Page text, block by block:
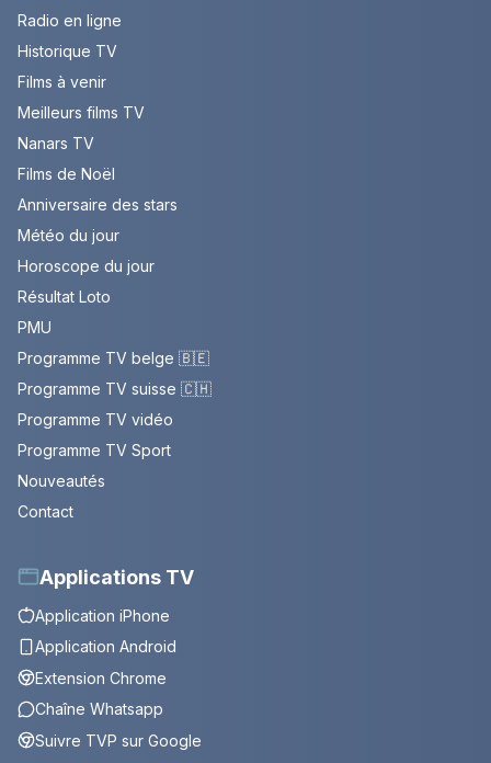
Radio en ligne
Historique TV
Films à venir
Meilleurs films TV
Nanars TV
Films de Noël
Anniversaire des stars
Météo du jour
Horoscope du jour
Résultat Loto
PMU
Programme TV belge 🇧🇪
Programme TV suisse 🇨🇭
Programme TV vidéo
Programme TV Sport
Nouveautés
Contact
Applications TV
Application iPhone
Application Android
Extension Chrome
Chaîne Whatsapp
Suivre TVP sur Google